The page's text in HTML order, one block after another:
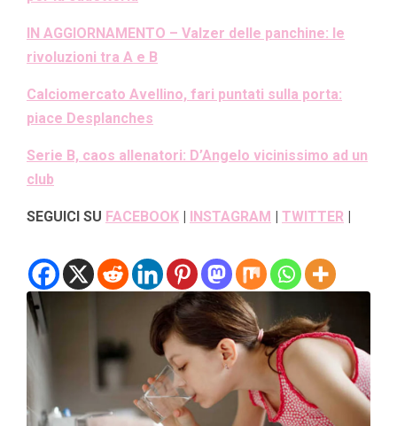
IN AGGIORNAMENTO – Valzer delle panchine: le
rivoluzioni tra A e B
Calciomercato Avellino, fari puntati sulla porta:
piace Desplanches
Serie B, caos allenatori: D’Angelo vicinissimo ad un
club
SEGUICI SU FACEBOOK | INSTAGRAM | TWITTER |